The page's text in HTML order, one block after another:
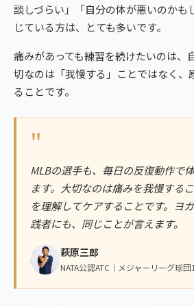
談しづらい」「自分の体が悪いのか
じている方は、とても多いです。
痛みがあっても練習を続けたいのは、
切なのは「我慢する」ことではなく、
ることです。
"
MLBの選手も、毎日の反復動作で
ます。大切なのは痛みを我慢する
を理解してケアすることです。ヨ
践者にも、同じことが言えます。
萩原三郎
NATA公認ATC｜メジャーリーグ球